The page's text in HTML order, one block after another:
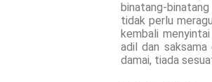
binatang-
tidak perlu
kembali
adil dan saksama
damai, tiada